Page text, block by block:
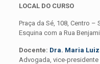
LOCAL DO CURSO
Praça da Sé, 108, Centro –
Esquina com a Rua
Docente: Dra. Maria
Advogada, vice-